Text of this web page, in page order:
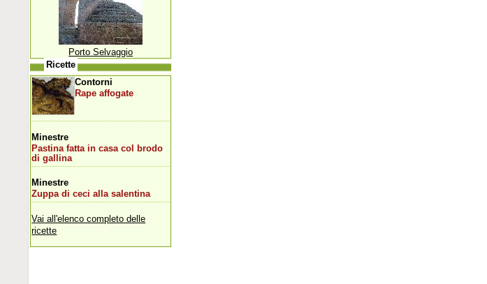
Porto Selvaggio
Ricette
Contorni
Rape affogate
Minestre
Pastina fatta in casa col brodo
di gallina
Minestre
Zuppa di ceci alla salentina
Vai all'elenco completo delle
ricette